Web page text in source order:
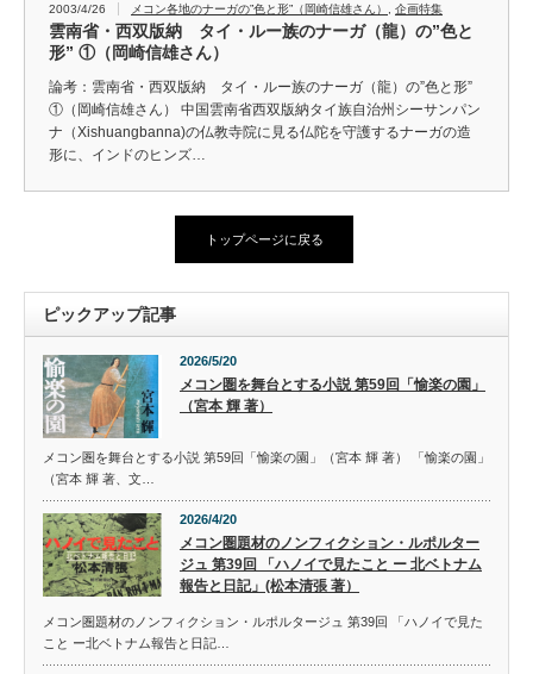
2003/4/26 メコン各地のナーガの”色と形”（岡崎信雄さん） 企画特集
雲南省・西双版納 タイ・ルー族のナーガ（龍）の”色と
形” ①（岡崎信雄さん）
論考：雲南省・西双版納 タイ・ルー族のナーガ（龍）の”色と形”
①（岡崎信雄さん） 中国雲南省西双版納タイ族自治州シーサンパン
ナ（Xishuangbanna)の仏教寺院に見る仏陀を守護するナーガの造
形に、インドのヒンズ…
トップページに戻る
ピックアップ記事
2026/5/20
メコン圏を舞台とする小説 第59回「愉楽の園」
（宮本 輝 著）
メコン圏を舞台とする小説 第59回「愉楽の園」（宮本 輝 著） 「愉楽の園」
（宮本 輝 著、文…
2026/4/20
メコン圏題材のノンフィクション・ルポルター
ジュ 第39回 「ハノイで見たこと ー 北ベトナム
報告と日記」(松本清張 著）
メコン圏題材のノンフィクション・ルポルタージュ 第39回 「ハノイで見た
こと ー北ベトナム報告と日記…